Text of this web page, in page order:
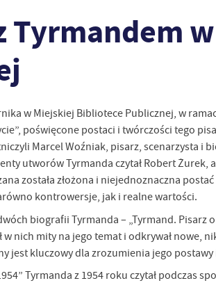
Tyrmandem
w Miejskiej Bibliotece Publicznej, w
poświęcone postaci i twórczości tego
Marcel Woźniak, pisarz, scenarzysta
utworów Tyrmanda czytał Robert Żurek,
została złożona i niejednoznaczna
kontrowersje, jak i realne wartości.
biografii Tyrmanda – „Tyrmand. Pisarz
w nich mity na jego temat i odkrywał nowe,
jest kluczowy dla zrozumienia jego postawy
Tyrmanda z 1954 roku czytał podczas